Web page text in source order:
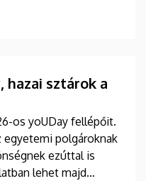
a magyar
hazai sztárok a
os yoUDay fellépőit.
egyetemi polgároknak
ezúttal is
lehet majd